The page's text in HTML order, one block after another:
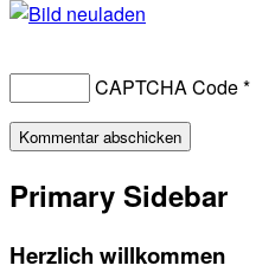
CAPTCHA Code*
Primary Sidebar
Herzlich willkommen